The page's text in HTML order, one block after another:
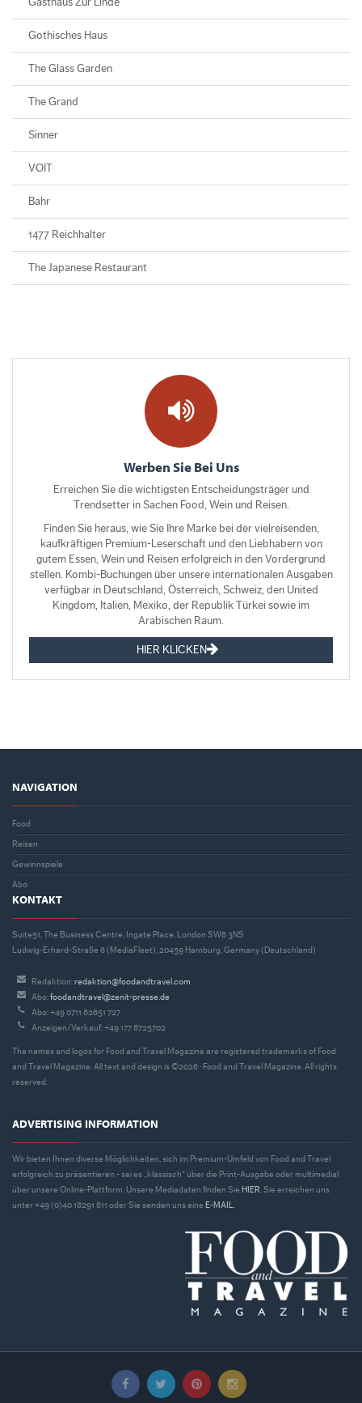
Gasthaus Zur Linde
Gothisches Haus
The Glass Garden
The Grand
Sinner
VOIT
Bahr
1477 Reichhalter
The Japanese Restaurant
Werben Sie Bei Uns
Erreichen Sie die wichtigsten Entscheidungsträger und
Trendsetter in Sachen Food, Wein und Reisen.
Finden Sie heraus, wie Sie Ihre Marke bei der vielreisenden,
kaufkräftigen Premium-Leserschaft und den Liebhabern von
gutem Essen, Wein und Reisen erfolgreich in den Vordergrund
stellen. Kombi-Buchungen über unsere internationalen Ausgaben
verfügbar in Deutschland, Österreich, Schweiz, den United
Kingdom, Italien, Mexiko, der Republik Türkei sowie im
Arabischen Raum.
HIER KLICKEN
NAVIGATION
Food
Reisen
Gewinnspiele
Abo
KONTAKT
Suite51, The Business Centre, Ingate Place, London SW8 3NS
Ludwig-Erhard-Straße 6 (MediaFleet), 20459 Hamburg, Germany (Deutschland)
Redaktion:redaktion@foodandtravel.com
Abo:foodandtravel@zenit-presse.de
Abo: +49 0711 82651 727
Anzeigen/Verkauf: +49 177 8725702
The names and logos for Food and Travel Magazine are registered trademarks of Food
and Travel Magazine. All text and design is ©2026 · Food and Travel Magazine. All rights
reserved.
ADVERTISING INFORMATION
Wir bieten Ihnen diverse Möglichkeiten, sich im Premium-Umfeld von Food and Travel
erfolgreich zu präsentieren - sei es „klassisch“ über die Print-Ausgabe oder multimedial
über unsere Online-Plattform. Unsere Mediadaten finden Sie HIER. Sie erreichen uns
unter +49 (0)40 18291 811 oder Sie senden uns eine E-MAIL.